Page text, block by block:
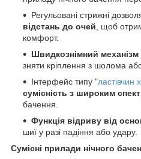
Регульовані стрижні
відстань до очей , щоб
комфорт.
Швидкознімний механізм
зняти кріплення з шолома
Інтерфейс типу "ластівчин
сумісність з широким
бачення.
Функція відриву від
шиї у разі падіння або удару.
Сумісні прилади нічного